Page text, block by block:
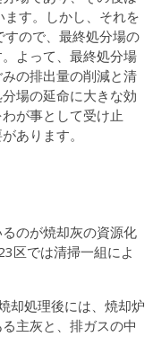
す。しかし、それを
ので、最終処分場の
よって、最終処分場
の排出量の削減と清
場の延命に大きな効
が事として受け止
あります。
のが焼却灰の資源化
区では清掃一組によ
却処理後には、焼却炉
主灰と、排ガスの中